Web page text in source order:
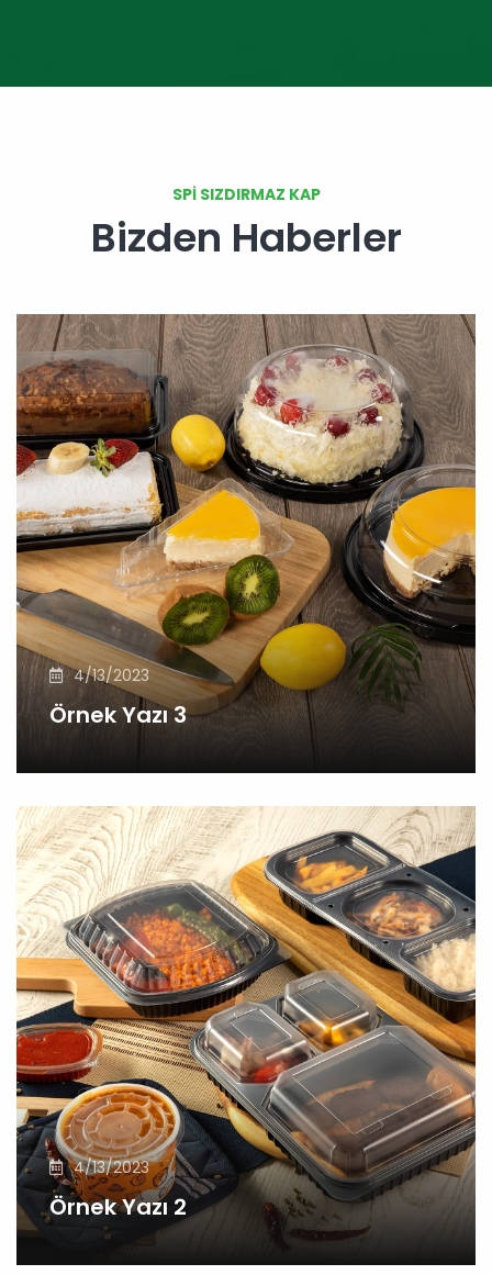
SPİ SIZDIRMAZ KAP
Bizden Haberler
4/13/2023
Örnek Yazı 3
4/13/2023
Örnek Yazı 2